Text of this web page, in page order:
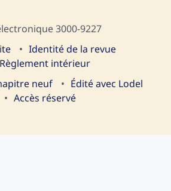
3000-9227
Identité de la revue
Règlement intérieur
neuf
Édité avec Lodel
Accès réservé